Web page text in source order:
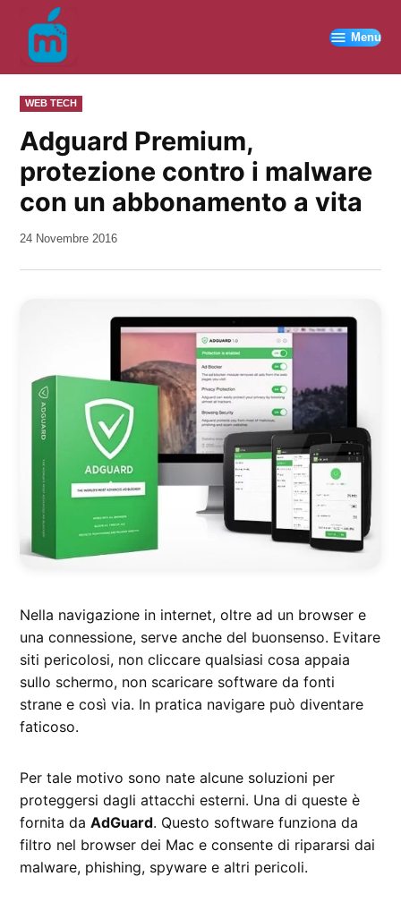
contenuto
Menu
PUBBLICATO
IN
WEB TECH
Adguard Premium,
protezione contro i malware
con un abbonamento a vita
da
24 Novembre 2016
Nella navigazione in internet, oltre ad un browser e
una connessione, serve anche del buonsenso. Evitare
siti pericolosi, non cliccare qualsiasi cosa appaia
sullo schermo, non scaricare software da fonti
strane e così via. In pratica navigare può diventare
faticoso.
Per tale motivo sono nate alcune soluzioni per
proteggersi dagli attacchi esterni. Una di queste è
fornita daAdGuard. Questo software funziona da
filtro nel browser dei Mac e consente di ripararsi dai
malware, phishing, spyware e altri pericoli.